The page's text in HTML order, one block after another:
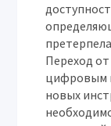
Переход
цифровым
новых